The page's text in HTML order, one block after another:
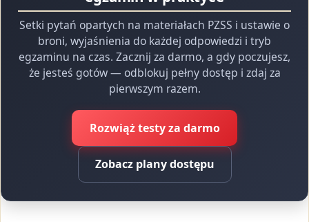
Setki pytań opartych na materiałach PZSS i ustawie o
broni, wyjaśnienia do każdej odpowiedzi i tryb
egzaminu na czas. Zacznij za darmo, a gdy poczujesz,
że jesteś gotów — odblokuj pełny dostęp i zdaj za
pierwszym razem.
Rozwiąż testy za darmo
Zobacz plany dostępu